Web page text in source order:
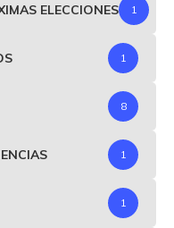
ELECCIONES 1
1
8
1
1